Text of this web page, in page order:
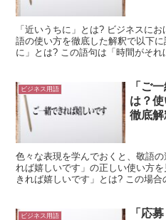
「近いうちに」とは? ビジネスに
語の使い方を徹底した解釈で以下
に」とは? この語句は「時間がそ
ビジネス用語
「ご
は？
徹底解
色々な表現を学んでおくと、敬語
れば嬉しいです」の正しい使い方
きれば嬉しいです」とは? この場
ビジネス用語
「応